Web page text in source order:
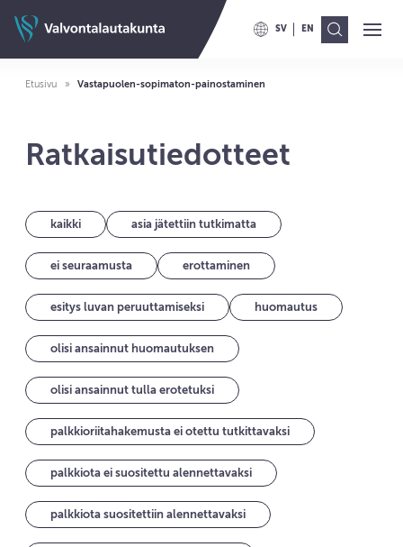
Valvontalautakunnan etusivulleSV
VAIHDA KIELELLE SWITCH
EN
VAIHDA KIELELLE
Etusivu Vastapuolen-sopimaton-painostaminen
Ratkaisutiedotteet
kaikki asia jätettiin tutkimatta
ei seuraamusta erottaminen
esitys luvan peruuttamiseksi huomautus
olisi ansainnut huomautuksen
olisi ansainnut tulla erotetuksi
palkkioriitahakemusta ei otettu tutkittavaksi
palkkiota ei suositettu alennettavaksi
palkkiota suositettiin alennettavaksi